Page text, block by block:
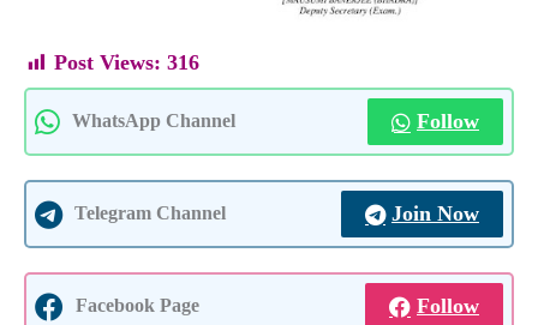
Post Views: 316
WhatsApp Channel Follow
Telegram Channel Join Now
Facebook Page Follow